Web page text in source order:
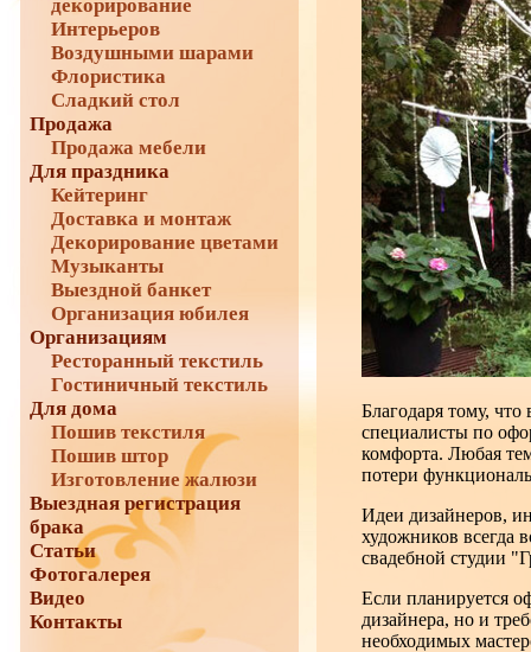
декорирование
Интерьеров
Воздушными шарами
Флористика
Сладкий стол
Продажа
Продажа мебели
Для праздника
Кейтеринг
Доставка и монтаж
Декорирование цветами
Музыканты
Выездной банкет
Организация юбилея
Организациям
Ресторанный текстиль
Гостиничный текстиль
Для дома
Пошив текстиля
Пошив штор
Изготовление жалюзи
Выездная регистрация
брака
Статьи
Фотогалерея
Видео
Контакты
Благодаря тому,
специалисты по
комфорта. Любая
потери
Идеи дизайнеров,
художников всегда
свадебной студии
Если планируется
дизайнера, но и
необходимых